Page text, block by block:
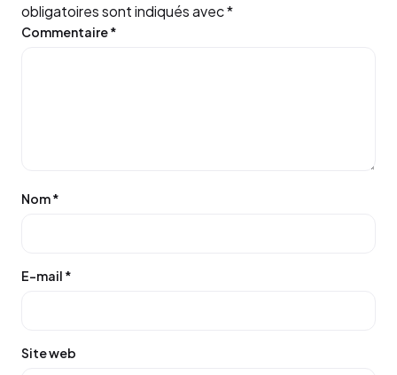
obligatoires sont indiqués avec*
Commentaire*
Nom*
E-mail *
Site web